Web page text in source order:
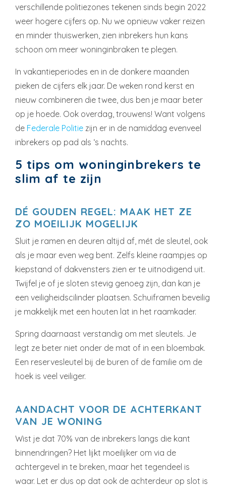
verschillende politiezones tekenen sinds begin 2022
weer hogere cijfers op. Nu we opnieuw vaker reizen
en minder thuiswerken, zien inbrekers hun kans
schoon om meer woninginbraken te plegen.
In vakantieperiodes en in de donkere maanden
pieken de cijfers elk jaar. De weken rond kerst en
nieuw combineren die twee, dus ben je maar beter
op je hoede. Ook overdag, trouwens! Want volgens
de Federale Politie zijn er in de namiddag evenveel
inbrekers op pad als ‘s nachts.
5 tips om woninginbrekers te
slim af te zijn
DÉ GOUDEN REGEL: MAAK HET ZE
ZO MOEILIJK MOGELIJK
Sluit je ramen en deuren altijd af, mét de sleutel, ook
als je maar even weg bent. Zelfs kleine raampjes op
kiepstand of dakvensters zien er te uitnodigend uit.
Twijfel je of je sloten stevig genoeg zijn, dan kan je
een veiligheidscilinder plaatsen. Schuiframen beveilig
je makkelijk met een houten lat in het raamkader.
Spring daarnaast verstandig om met sleutels. Je
legt ze beter niet onder de mat of in een bloembak.
Een reservesleutel bij de buren of de familie om de
hoek is veel veiliger.
AANDACHT VOOR DE ACHTERKANT
VAN JE WONING
Wist je dat 70% van de inbrekers langs die kant
binnendringen? Het lijkt moeilijker om via de
achtergevel in te breken, maar het tegendeel is
waar. Let er dus op dat ook de achterdeur op slot is